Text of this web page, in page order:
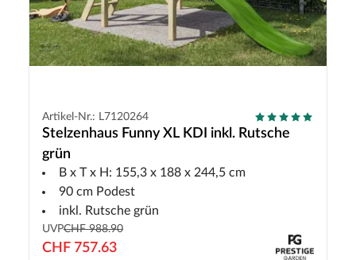
Artikel-Nr.: L7120264
Stelzenhaus Funny XL KDI inkl. Rutsche
grün
B x T x H: 155,3 x 188 x 244,5 cm
90 cm Podest
inkl. Rutsche grün
UVPCHF 988.90
CHF 757.63